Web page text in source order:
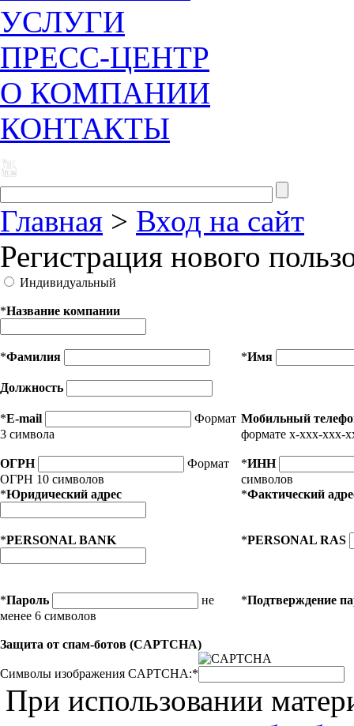
УСЛУГИ
ПРЕСС-ЦЕНТР
О КОМПАНИИ
КОНТАКТЫ
Главная > Вход на сайт
Регистрация нового
Индивидуальный
*Название компании
*Фамилия *Имя
Должность
*E-mail
Формат
3 символа
Мобильный
формате x-xxx-xxx-
ОГРН
Формат
ОГРН 10 символов
*ИНН
символов
*Юридический адрес *Фактический
*PERSONAL BANK *PERSONAL RAS
*Пароль
не
менее 6 символов
*Подтверждение
Защита от спам-ботов (CAPTCHA)
Символы изображения CAPTCHA:*
При использовании